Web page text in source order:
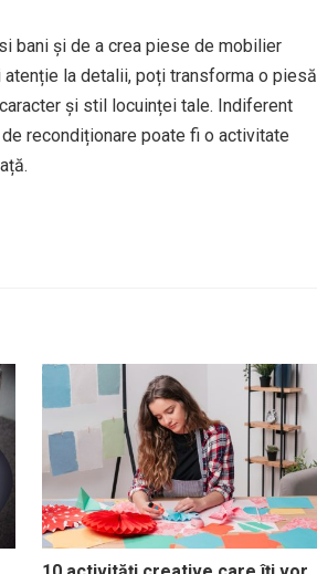
bani și de a crea piese de mobilier
la detalii, poți transforma o piesă
și stil locuinței tale. Indiferent
recondiționare poate fi o activitate